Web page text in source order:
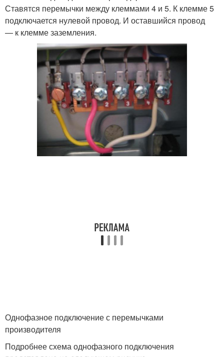
Ставятся перемычки между клеммами 4 и 5. К клемме 5
подключается нулевой провод. И оставшийся провод
— к клемме заземления.
Однофазное подключение с перемычками
производителя
Подробнее схема однофазного подключения